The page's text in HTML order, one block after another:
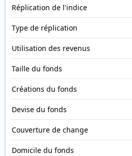
Réplication de l'indice
Type de réplication
Utilisation des revenus
Taille du fonds
Créations du fonds
Devise du fonds
Couverture de change
Domicile du fonds